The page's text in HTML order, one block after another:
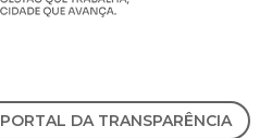
PORTAL DA TRANSPARÊNCIA